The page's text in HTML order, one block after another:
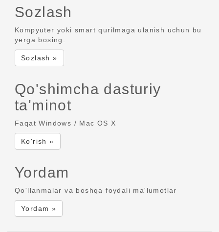
Sozlash
Kompyuter yoki smart qurilmaga ulanish uchun bu
yerga bosing.
Sozlash »
Qo'shimcha dasturiy
ta'minot
Faqat Windows / Mac OS X
Ko'rish »
Yordam
Qo'llanmalar va boshqa foydali ma'lumotlar
Yordam »